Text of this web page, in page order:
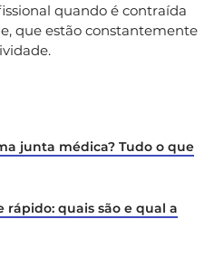
quando é contraída
que estão constantemente
junta médica? Tudo o que
rápido: quais são e qual a